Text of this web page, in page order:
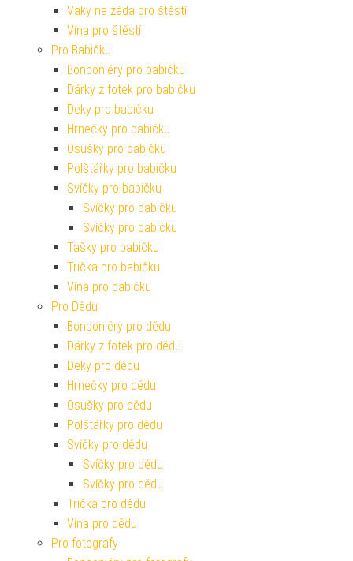
Vaky na záda pro štěstí
Vína pro štěstí
Pro Babičku
Bonboniéry pro babičku
Dárky z fotek pro babičku
Deky pro babičku
Hrnečky pro babičku
Osušky pro babičku
Polštářky pro babičku
Svíčky pro babičku
Svíčky pro babičku
Svíčky pro babičku
Tašky pro babičku
Trička pro babičku
Vína pro babičku
Pro Dědu
Bonboniéry pro dědu
Dárky z fotek pro dědu
Deky pro dědu
Hrnečky pro dědu
Osušky pro dědu
Polštářky pro dědu
Svíčky pro dědu
Svíčky pro dědu
Svíčky pro dědu
Trička pro dědu
Vína pro dědu
Pro fotografy